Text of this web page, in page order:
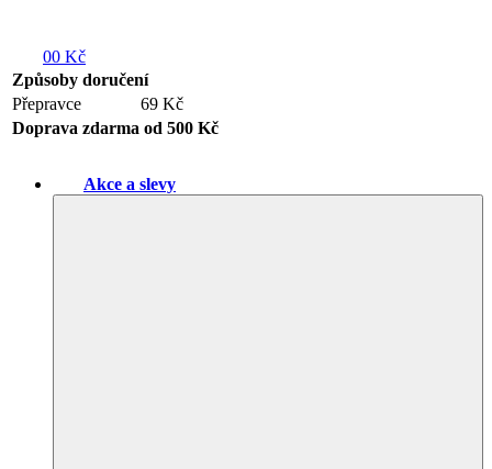
00 Kč
Způsoby doručení
Přepravce
69 Kč
Doprava zdarma od 500 Kč
Akce a slevy